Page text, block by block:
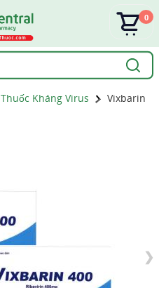
0
Thuốc Kháng Virus
Vixbarin
❯